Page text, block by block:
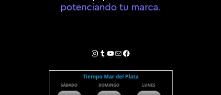
Instagram
Tumblr
YouTube
Correo electrónico
Facebook